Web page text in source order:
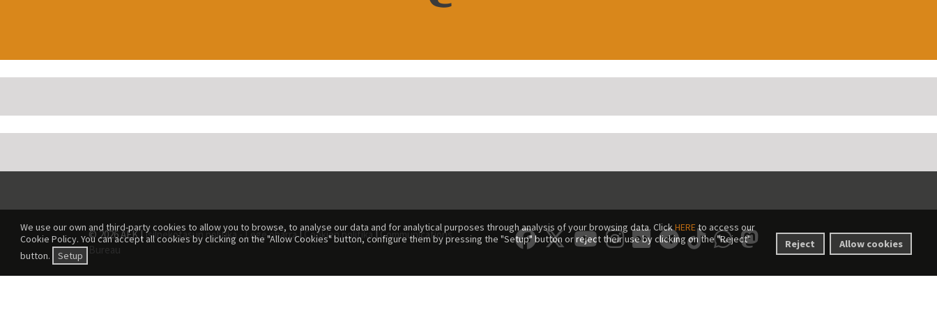
We use our own and third-party cookies to allow you to browse, to analyse our data and for analytical purposes through analysis of your browsing data. ClickHEREto access our
Cookie Policy. You can accept all cookies by clicking on the "Allow Cookies" button, configure them by pressing the "Setup" button or reject their use by clicking on the "Reject"
button.
Setup
Reject Allow cookies
© 2026 AEK |Isilpekotasun politika - Lege oharra|Cookien politika|Communications
Bureau